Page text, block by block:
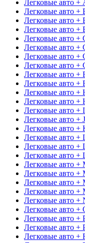
Легковые авто +
Легковые авто +
Легковые авто +
Легковые авто +
Легковые авто +
Легковые авто +
Легковые авто +
Легковые авто +
Легковые авто +
Легковые авто +
Легковые авто +
Легковые авто +
Легковые авто +
Легковые авто +
Легковые авто +
Легковые авто +
Легковые авто +
Легковые авто +
Легковые авто +
Легковые авто +
Легковые авто +
Легковые авто +
Легковые авто +
Легковые авто +
Легковые авто +
Легковые авто +
Легковые авто +